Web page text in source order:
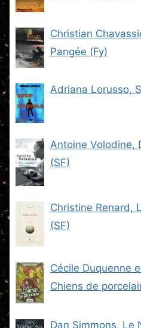
Christian
Pangée (Fy)
Adriana Lorusso,
Antoine Volodine,
(SF)
Christine Renard,
(SF)
Cécile Duquenne
Chiens de
Dan Simmons, Le